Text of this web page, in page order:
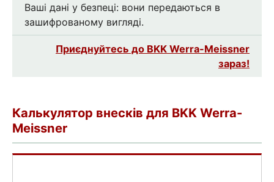
Ваші дані у безпеці: вони передаються в
зашифрованому вигляді.
Приєднуйтесь до BKK Werra-Meissner
зараз!